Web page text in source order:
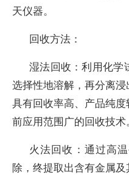
天仪器。
回收方法：
湿法回收：利用化学
选择性地溶解，再分离
具有回收率高、产品纯
前应用范围广的回收技术。
火法回收：通过高
除，终提取出含有金属